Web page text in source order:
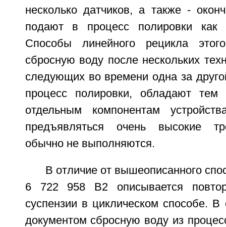
несколько датчиков, а также -
подают в процесс полировки как
Способы линейного рецикла
сбросную воду после нескольких
следующих во времени одна за
процесс полировки, обладают тем
отдельным компонентам
предъявляться очень высокие
обычно не выполняются.
В отличие от вышеописанного
6 722 958 B2 описывается
суспензии в циклическом способе. В
документом сбросную воду из